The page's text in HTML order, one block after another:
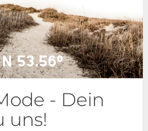
- Dein
uns!